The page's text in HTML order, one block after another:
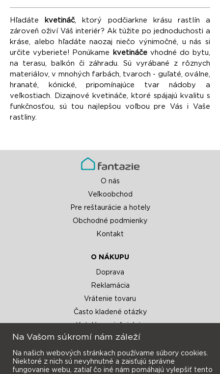
Hľadáte kvetináč, ktorý podčiarkne krásu rastlín a
zároveň oživí Váš interiér? Ak túžite po jednoduchosti a
kráse, alebo hľadáte naozaj niečo výnimočné, u nás si
určite vyberiete! Ponúkame
kvetináčevhodné do bytu,
na terasu, balkón či záhradu. Sú vyrábané z rôznych
materiálov, v mnohých farbách, tvaroch - guľaté, oválne,
hranaté, kónické, pripomínajúce tvar nádoby a
veľkostiach. Dizajnové kvetináče, ktoré spájajú kvalitu s
funkčnosťou, sú tou najlepšou voľbou pre Vás i Vaše
rastliny.
O nás
Veľkoobchod
Pre reštaurácie a hotely
Obchodné podmienky
Kontakt
O NÁKUPU
Doprava
Reklamácia
Vrátenie tovaru
Často kladené otázky
Na Vašom súkromí nám záleží
Na našich webových stránkach používame súbory cookies.
Niektoré z nich sú nevyhnutné a zaisťujú správne
fungovanie webu, zatiaľ čo iné nám pomáhajú vylepšiť tento